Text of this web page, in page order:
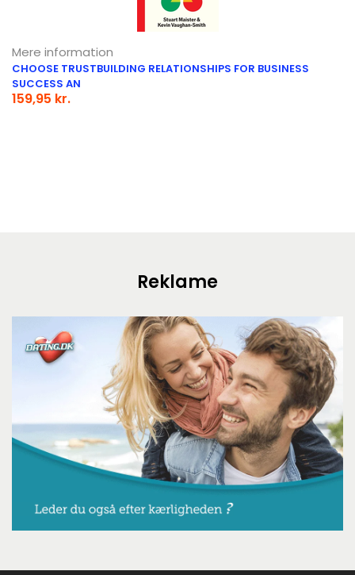
Mere information
CHOOSE TRUSTBUILDING RELATIONSHIPS FOR BUSINESS
SUCCESS AN
159,95 kr.
Reklame